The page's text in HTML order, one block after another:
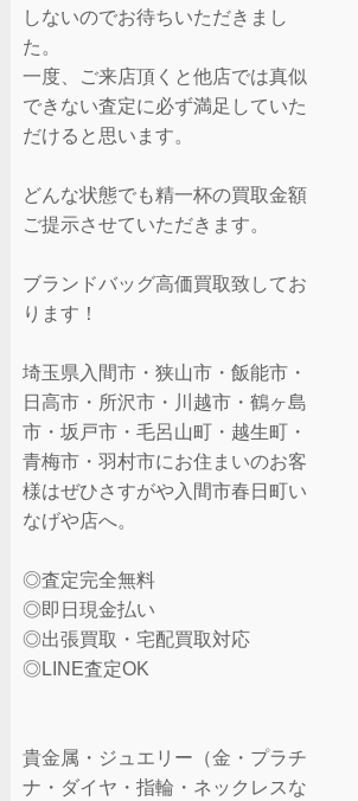
しないのでお待ちいただきまし
た。
一度、ご来店頂くと他店では真似
できない査定に必ず満足していた
だけると思います。
どんな状態でも精一杯の買取金額
ご提示させていただきます。
ブランドバッグ高価買取致してお
ります！
埼玉県入間市・狭山市・飯能市・
日高市・所沢市・川越市・鶴ヶ島
市・坂戸市・毛呂山町・越生町・
青梅市・羽村市にお住まいのお客
様はぜひさすがや入間市春日町い
なげや店へ。
◎査定完全無料
◎即日現金払い
◎出張買取・宅配買取対応
◎LINE査定OK
貴金属・ジュエリー（金・プラチ
ナ・ダイヤ・指輪・ネックレスな